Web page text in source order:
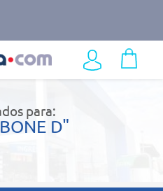
para:
D"